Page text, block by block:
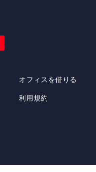
オフィスを借りる
利用規約